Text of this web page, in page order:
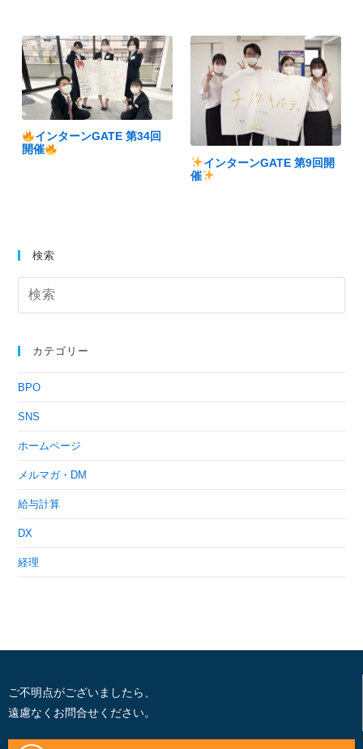
インターンGATE 第34回
開催
インターンGATE 第9回開
催
検索
カテゴリー
BPO
SNS
ホームページ
メルマガ・DM
給与計算
DX
経理
ご不明点がございましたら、
遠慮なくお問合せください。